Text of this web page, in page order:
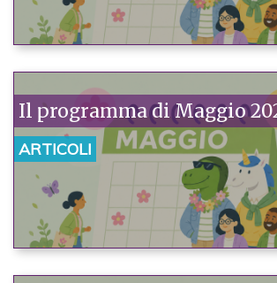
Il programma di Maggio
ARTICOLI